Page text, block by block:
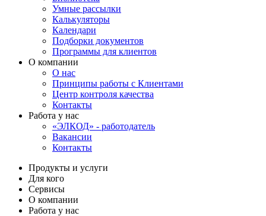
Умные рассылки
Калькуляторы
Календари
Подборки документов
Программы для клиентов
О компании
О нас
Принципы работы с Клиентами
Центр контроля качества
Контакты
Работа у нас
«ЭЛКОД» - работодатель
Вакансии
Контакты
Продукты и услуги
Для кого
Сервисы
О компании
Работа у нас